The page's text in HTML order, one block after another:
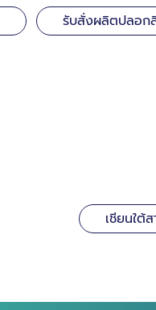
รับสั่งผลิตปลอก
เชียนใต้